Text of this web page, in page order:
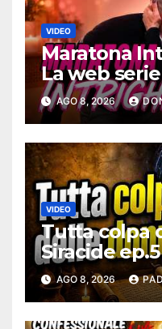
VIDEO
Maratona
La web
d’Italia |
AGO 8, 2026
VIDEO
Tutta colpa
Siracide
Bibbia
AGO 8, 2026